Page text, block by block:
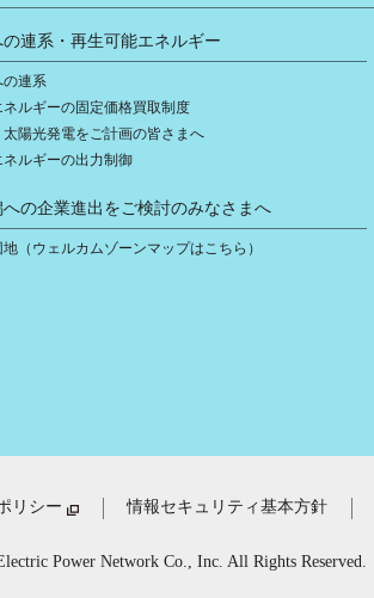
連系・再生可能エネルギー
の連系
ルギーの固定価格買取制度
太陽光発電をご計画の皆さまへ
ルギーの出力制御
の企業進出をご検討のみなさまへ
（ウェルカムゾーンマップはこちら）
リシー 情報セキュリティ基本方針
Power Network Co., Inc. All Rights Reserved.